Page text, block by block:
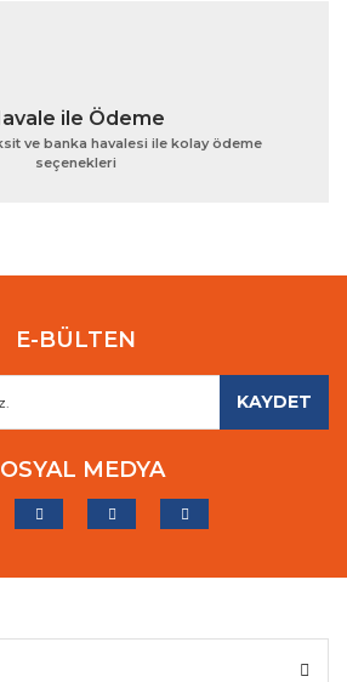
ile Ödeme
ve banka havalesi ile kolay ödeme
seçenekleri
E-BÜLTEN
KAYDET
MEDYA